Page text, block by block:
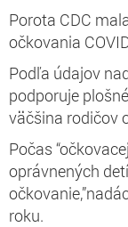
Porota CDC
očkovania
Podľa údajov
podporuje
väčšina rodičov
Počas
oprávnených
roku.